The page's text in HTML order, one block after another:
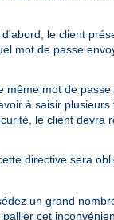
le client
mot de passe
même mot de
à saisir
le client devra
directive sera
un grand
cet